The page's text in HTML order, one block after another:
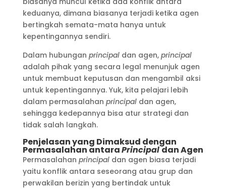
keduanya, dimana biasanya terjadi ketika agen
bertingkah semata-mata hanya untuk
kepentingannya sendiri.
Dalam hubungan principaldan agen, principal
adalah pihak yang secara legal menunjuk agen
untuk membuat keputusan dan mengambil aksi
untuk kepentingannya. Yuk, kita pelajari lebih
dalam permasalahan principaldan agen,
sehingga kedepannya bisa atur strategi dan
tidak salah langkah.
Penjelasan yang Dimaksud dengan
Permasalahan antaraPrincipaldan Agen
Permasalahan principaldan agen biasa terjadi
yaitu konflik antara seseorang atau grup dan
perwakilan berizin yang bertindak untuk